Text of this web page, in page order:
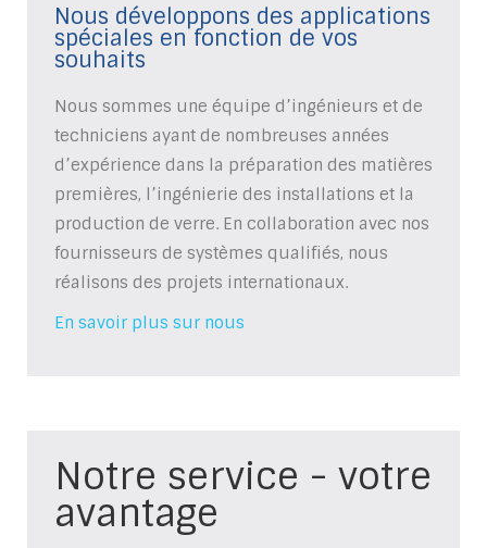
Nous développons des applications
spéciales en fonction de vos
souhaits
Nous sommes une équipe d’ingénieurs et de
techniciens ayant de nombreuses années
d’expérience dans la préparation des matières
premières, l’ingénierie des installations et la
production de verre. En collaboration avec nos
fournisseurs de systèmes qualifiés, nous
réalisons des projets internationaux.
En savoir plus sur nous
Notre service - votre
avantage